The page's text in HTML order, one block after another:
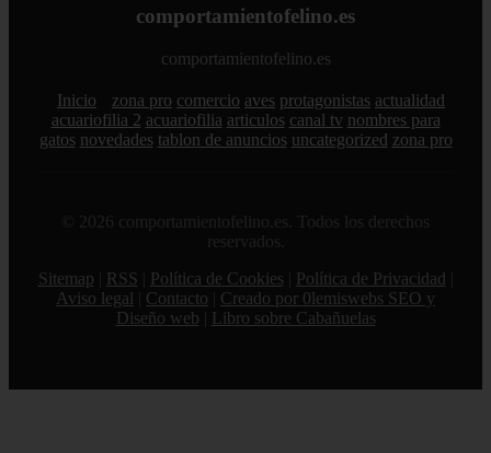
comportamientofelino.es
comportamientofelino.es
Inicio zona pro comercio aves protagonistas actualidad
acuariofilia 2 acuariofilia articulos canal tv nombres para
gatos novedades tablon de anuncios uncategorized zona pro
© 2026 comportamientofelino.es. Todos los derechos
reservados.
Sitemap
RSS Política de Cookies Política de Privacidad
Aviso legal
Contacto
Creado por 0lemiswebs SEO y
Diseño web
Libro sobre Cabañuelas